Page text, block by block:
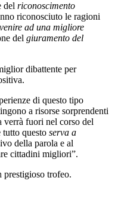
del riconoscimento
riconosciuto le ragioni
ad una migliore
del giuramento del
dibattente per
di questo tipo
a risorse sorprendenti
verrà fuori nel corso del
tutto questo serva a
della parola e al
cittadini migliori”.
prestigioso trofeo.